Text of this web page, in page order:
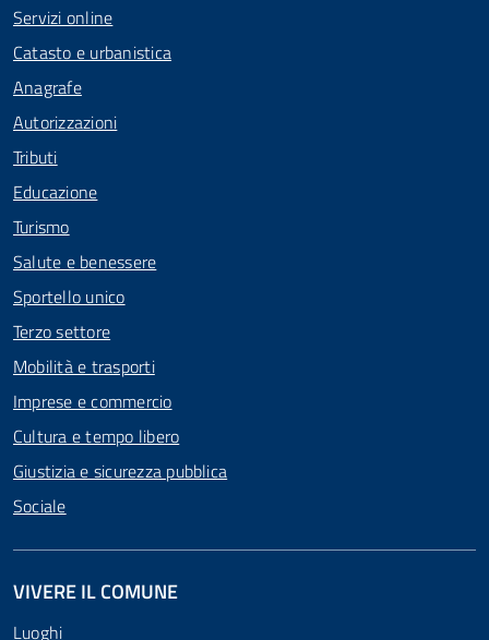
Servizi online
Catasto e urbanistica
Anagrafe
Autorizzazioni
Tributi
Educazione
Turismo
Salute e benessere
Sportello unico
Terzo settore
Mobilità e trasporti
Imprese e commercio
Cultura e tempo libero
Giustizia e sicurezza pubblica
Sociale
VIVERE IL COMUNE
Luoghi